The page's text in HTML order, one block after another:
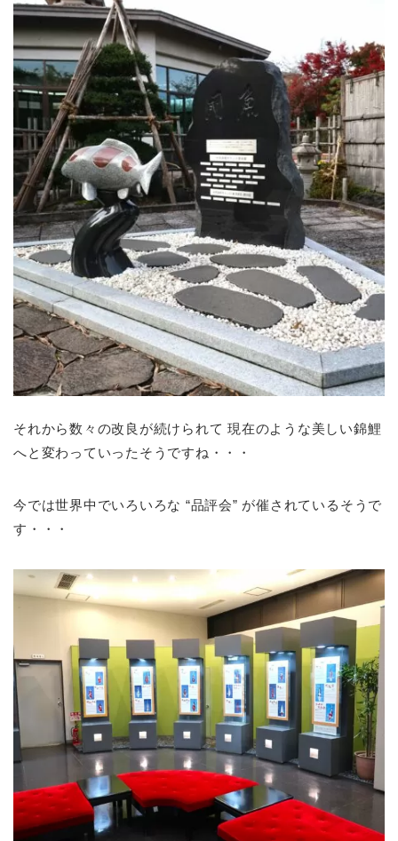
それから数々の改良が続けられて 現在のような美しい錦鯉
へと変わっていったそうですね・・・
今では世界中でいろいろな “品評会” が催されているそうで
す・・・